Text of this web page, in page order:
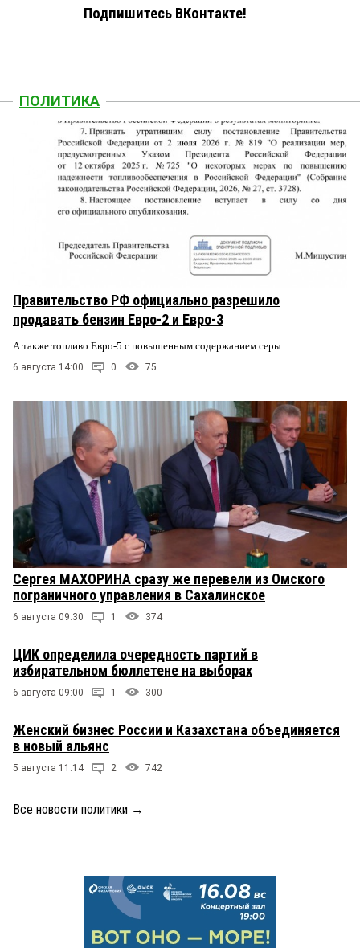
Подпишитесь ВКонтакте!
ПОЛИТИКА
Правительство РФ официально разрешило
продавать бензин Евро-2 и Евро-3
А также топливо Евро-5 с повышенным содержанием серы.
6 августа 14:00 0 75
Сергея МАХОРИНА сразу же перевели из Омского
пограничного управления в Сахалинское
6 августа 09:30 1 374
ЦИК определила очередность партий в
избирательном бюллетене на выборах
6 августа 09:00 1 300
Женский бизнес России и Казахстана объединяется
в новый альянс
5 августа 11:14 2 742
Все новости политики →